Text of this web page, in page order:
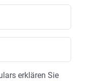
erklären Sie